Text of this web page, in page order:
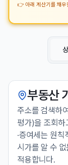
👉 아래 계산기를 채우
부동산
주소를 검색하
평가)을 조회하
·증여세는 원칙
시가를 알 수
적용합니다.